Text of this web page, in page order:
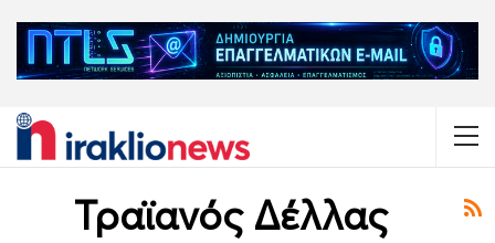
Τραϊανός Δέλλας